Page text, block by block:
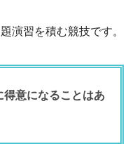
演習を積む競技です。
得意になることはあ